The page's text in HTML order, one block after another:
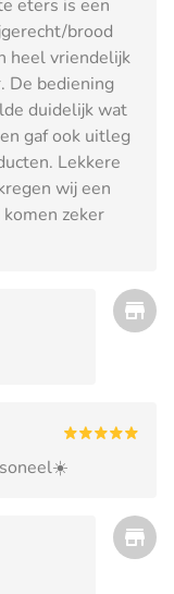
eters is een
brood
heel vriendelijk
De bediening
duidelijk wat
gaf ook uitleg
Lekkere
wij een
zeker